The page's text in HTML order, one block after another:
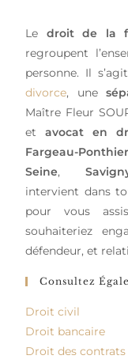
Le droit de la
regroupent
personne. Il
divorce, une
Maître Fleur
etavocat en
Fargeau-
Seine,
intervient dans
pour vous
souhaiteriez
défendeur, et
Consultez
Droit civil
Droit bancaire
Droit des contrats